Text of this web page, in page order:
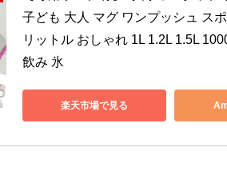
子ども 大人 マグ ワンプッシュ ス
リットル おしゃれ 1L 1.2L 1.5L
飲み 氷
楽天市場で見る